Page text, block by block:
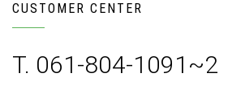
CUSTOMER CENTER
T. 061-804-1091~2